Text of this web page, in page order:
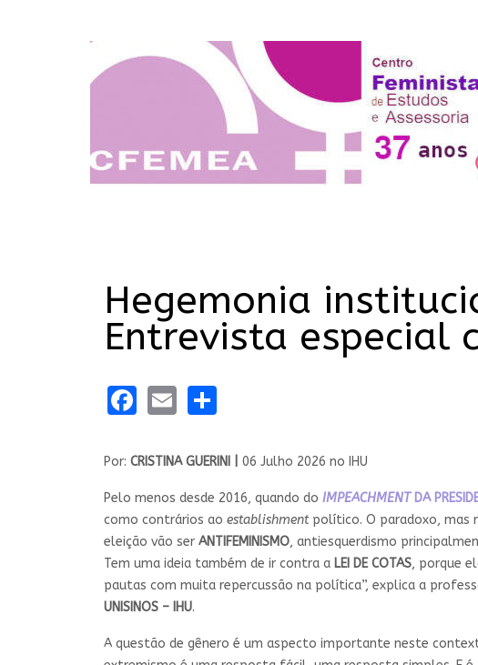
Hegemonia
Entrevista especial
Facebook
Email
Por: CRISTINA GUERINI | 06 Julho 2026 no IHU
Pelo menos desde 2016, quando do IMPEACHMENTDA
como contrários ao establishmentpolítico. O paradoxo, mas
eleição vão ser ANTIFEMINISMO, antiesquerdismo
Tem uma ideia também de ir contra a LEI DE COTAS, porque
pautas com muita repercussão na política”, explica a
UNISINOS – IHU.
A questão de gênero é um aspecto importante neste